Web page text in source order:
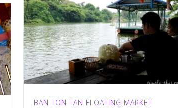
BAN TON TAN FLOATING MARKET